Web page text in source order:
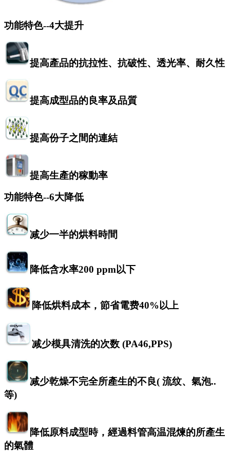
功能特色--4大提升
提高產品的抗拉性、抗破性、透光率、耐久性
提高成型品的良率及品質
提高份子之間的連結
提高生產的稼動率
功能特色--6大降低
减少一半的烘料時間
降低含水率200 ppm 以下
降低烘料成本，節省電费40% 以上
减少模具清洗的次数 (PA46,PPS)
减少乾燥不完全所產生的不良( 流纹、氣泡..
等)
降低原料成型時，經過料管高温混煉的所產生
的氣體